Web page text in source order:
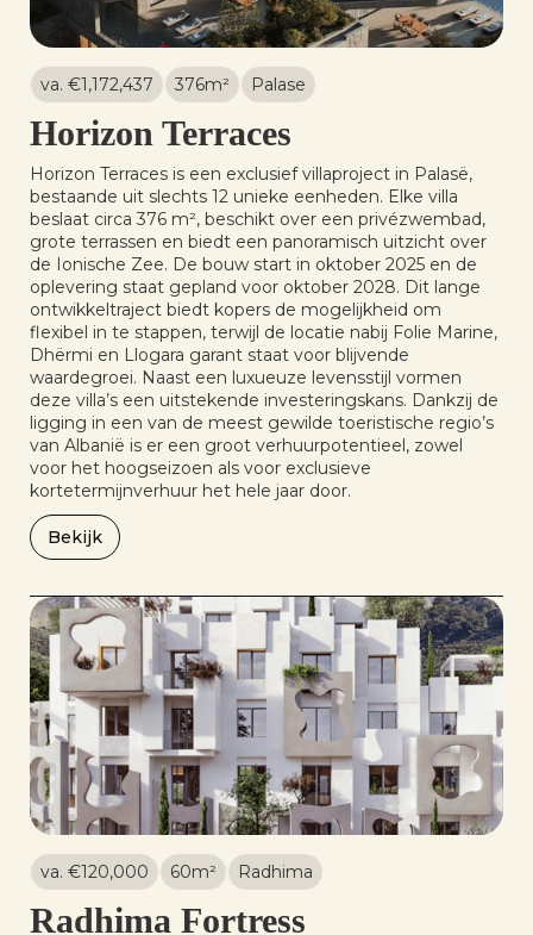
va. €1,172,437 376m² Palase
Horizon Terraces
Horizon Terraces is een exclusief villaproject in Palasë,
bestaande uit slechts 12 unieke eenheden. Elke villa
beslaat circa 376 m², beschikt over een privézwembad,
grote terrassen en biedt een panoramisch uitzicht over
de Ionische Zee. De bouw start in oktober 2025 en de
oplevering staat gepland voor oktober 2028. Dit lange
ontwikkeltraject biedt kopers de mogelijkheid om
flexibel in te stappen, terwijl de locatie nabij Folie Marine,
Dhërmi en Llogara garant staat voor blijvende
waardegroei. Naast een luxueuze levensstijl vormen
deze villa’s een uitstekende investeringskans. Dankzij de
ligging in een van de meest gewilde toeristische regio’s
van Albanië is er een groot verhuurpotentieel, zowel
voor het hoogseizoen als voor exclusieve
kortetermijnverhuur het hele jaar door.
Bekijk
va. €120,000 60m² Radhima
Radhima Fortress